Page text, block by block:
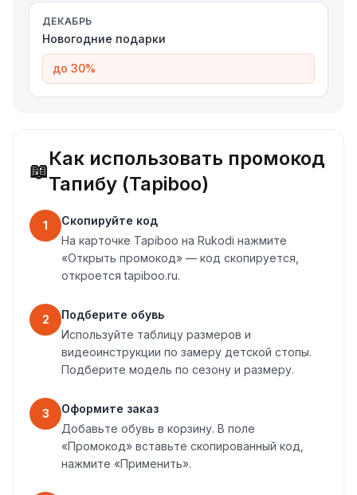
ДЕКАБРЬ
Новогодние подарки
до 30%
📖
Как использовать промокод
Тапибу (Tapiboo)
1
Скопируйте код
На карточке Tapiboo на Rukodi нажмите
«Открыть промокод» — код скопируется,
откроется tapiboo.ru.
2
Подберите обувь
Используйте таблицу размеров и
видеоинструкции по замеру детской стопы.
Подберите модель по сезону и размеру.
3
Оформите заказ
Добавьте обувь в корзину. В поле
«Промокод» вставьте скопированный код,
нажмите «Применить».